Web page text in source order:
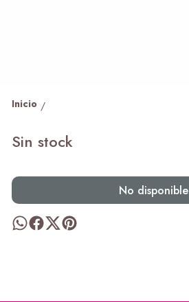
Inicio /
Sin stock
No disponible